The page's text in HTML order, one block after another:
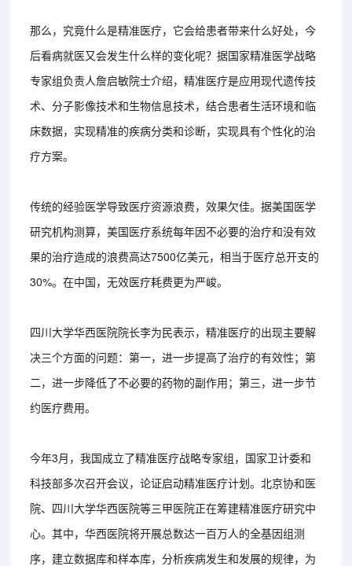
那么，究竟什么是精准医疗，它会给患者带来什么好处，今
后看病就医又会发生什么样的变化呢？据国家精准医学战略
专家组负责人詹启敏院士介绍，精准医疗是应用现代遗传技
术、分子影像技术和生物信息技术，结合患者生活环境和临
床数据，实现精准的疾病分类和诊断，实现具有个性化的治
疗方案。
传统的经验医学导致医疗资源浪费，效果欠佳。据美国医学
研究机构测算，美国医疗系统每年因不必要的治疗和没有效
果的治疗造成的浪费高达7500亿美元，相当于医疗总开支的
30%。在中国，无效医疗耗费更为严峻。
四川大学华西医院院长李为民表示，精准医疗的出现主要解
决三个方面的问题：第一，进一步提高了治疗的有效性；第
二，进一步降低了不必要的药物的副作用；第三，进一步节
约医疗费用。
今年3月，我国成立了精准医疗战略专家组，国家卫计委和
科技部多次召开会议，论证启动精准医疗计划。北京协和医
院、四川大学华西医院等三甲医院正在筹建精准医疗研究中
心。其中，华西医院将开展总数达一百万人的全基因组测
序，建立数据库和样本库，分析疾病发生和发展的规律，为